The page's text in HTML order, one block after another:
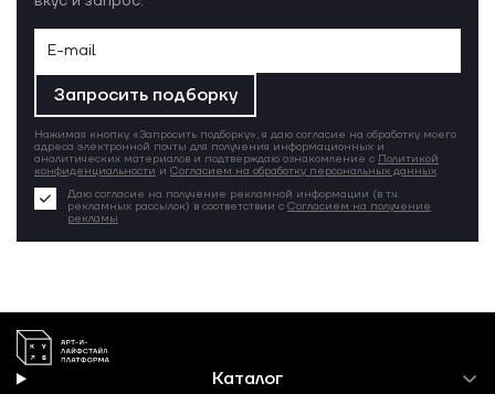
Запросить подборку
Нажимая кнопку «Запросить подборку», я даю согласие на обработку моего
адреса электронной почты для получения информационных и
аналитических материалов и подтверждаю ознакомление с Политикой
конфиденциальности и Согласием на обработку персональных данных.
Даю согласие на получение рекламной информации (в т.ч.
рекламных рассылок) в соответствии с Согласием на получение
рекламы
Каталог